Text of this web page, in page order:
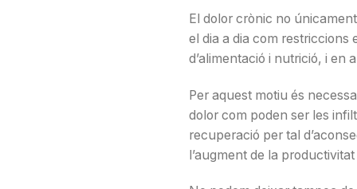
El dolor crònic no
el dia a dia com restriccions
d’alimentació i nutrició, i en
Per aquest motiu és
dolor com poden ser les
recuperació per tal
l’augment de la